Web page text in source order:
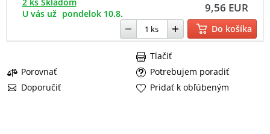
9,56 EUR
U vás už pondelok 10.8.
Do košíka
Porovnať
Potrebujem poradiť
Doporučiť
Tlačiť
Pridať k obľúbeným